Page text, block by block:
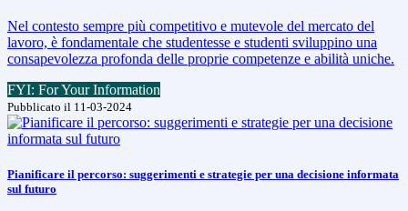
Nel contesto sempre più competitivo e mutevole del mercato del
lavoro, è fondamentale che studentesse e studenti sviluppino una
consapevolezza profonda delle proprie competenze e abilità uniche.
FYI: For Your Information
Pubblicato il 11-03-2024
Pianificare il percorso: suggerimenti e strategie per una decisione informata
sul futuro